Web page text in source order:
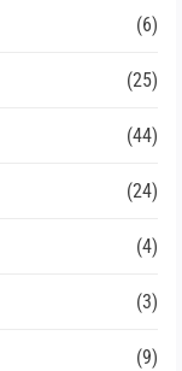
(6)
(25)
(44)
(24)
(4)
(3)
(9)